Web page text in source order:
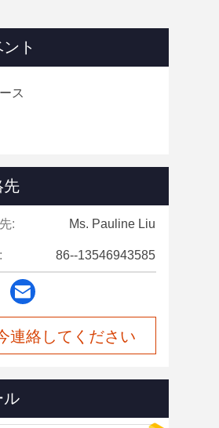
ト
ス
先
: Ms. Pauline Liu
86--13546943585
連絡してください
ル